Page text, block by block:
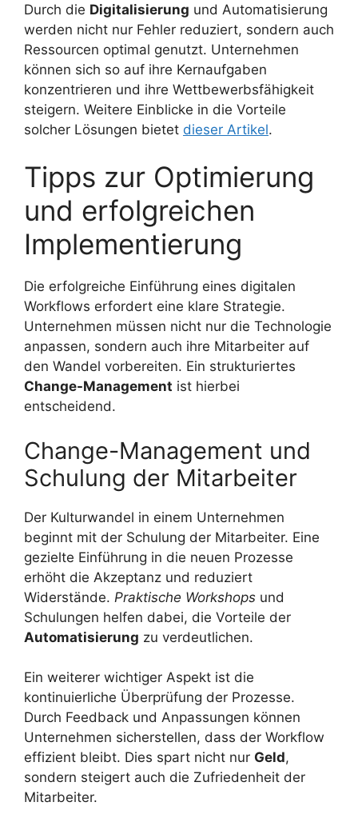
Durch die Digitalisierung und Automatisierung
werden nicht nur Fehler reduziert, sondern auch
Ressourcen optimal genutzt. Unternehmen
können sich so auf ihre Kernaufgaben
konzentrieren und ihre Wettbewerbsfähigkeit
steigern. Weitere Einblicke in die Vorteile
solcher Lösungen bietet dieser Artikel.
Tipps zur Optimierung
und erfolgreichen
Implementierung
Die erfolgreiche Einführung eines digitalen
Workflows erfordert eine klare Strategie.
Unternehmen müssen nicht nur die Technologie
anpassen, sondern auch ihre Mitarbeiter auf
den Wandel vorbereiten. Ein strukturiertes
Change-Management ist hierbei
entscheidend.
Change-Management und
Schulung der Mitarbeiter
Der Kulturwandel in einem Unternehmen
beginnt mit der Schulung der Mitarbeiter. Eine
gezielte Einführung in die neuen Prozesse
erhöht die Akzeptanz und reduziert
Widerstände. Praktische Workshops und
Schulungen helfen dabei, die Vorteile der
Automatisierung zu verdeutlichen.
Ein weiterer wichtiger Aspekt ist die
kontinuierliche Überprüfung der Prozesse.
Durch Feedback und Anpassungen können
Unternehmen sicherstellen, dass der Workflow
effizient bleibt. Dies spart nicht nur Geld,
sondern steigert auch die Zufriedenheit der
Mitarbeiter.